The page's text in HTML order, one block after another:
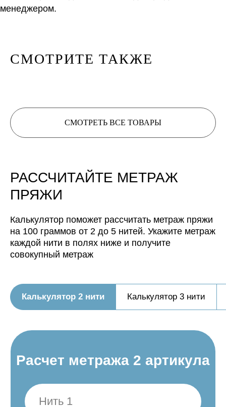
менеджером.
СМОТРИТЕ ТАКЖЕ
СМОТРЕТЬ ВСЕ ТОВАРЫ
РАССЧИТАЙТЕ МЕТРАЖ
ПРЯЖИ
Калькулятор поможет рассчитать метраж пряжи
на 100 граммов от 2 до 5 нитей. Укажите метраж
каждой нити в полях ниже и получите
совокупный метраж
Калькулятор 2 нити Калькулятор 3 нити
Нить, собранная из 2 нитей
Расчет метража 3 артикула
Нить, собранная из 3 нитей
будет иметь метраж:
Расчет метража 4 артикула
будет иметь метраж:
Расчет метража 5
артикулов